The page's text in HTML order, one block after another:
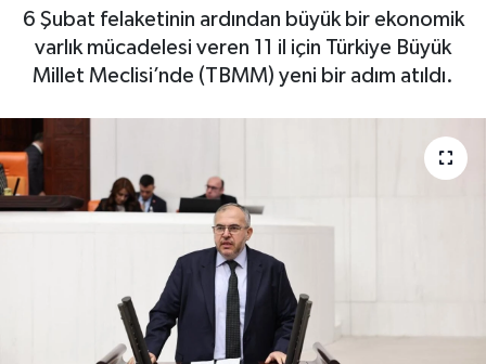
6 Şubat felaketinin ardından büyük bir ekonomik
varlık mücadelesi veren 11 il için Türkiye Büyük
Millet Meclisi’nde (TBMM) yeni bir adım atıldı.